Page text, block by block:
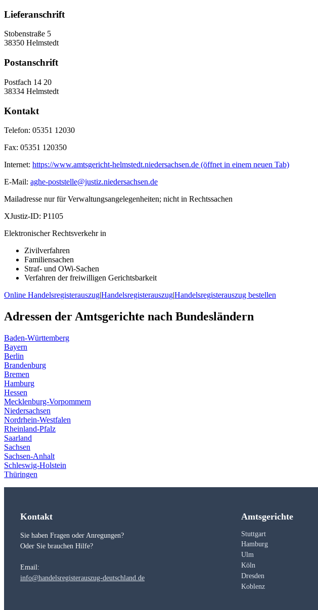
Lieferanschrift
Stobenstraße 5
38350 Helmstedt
Postanschrift
Postfach 14 20
38334 Helmstedt
Kontakt
Telefon: 05351 12030
Fax: 05351 120350
Internet: https://www.amtsgericht-helmstedt.niedersachsen.de (öffnet in einem neuen Tab)
E-Mail: aghe-poststelle@justiz.niedersachsen.de
Mailadresse nur für Verwaltungsangelegenheiten; nicht in Rechtssachen
XJustiz-ID: P1105
Elektronischer Rechtsverkehr in
Zivilverfahren
Familiensachen
Straf- und OWi-Sachen
Verfahren der freiwilligen Gerichtsbarkeit
Online Handelsregisterauszug|Handelsregisterauszug|Handelsregisterauszug bestellen
Adressen der Amtsgerichte nach Bundesländern
Baden-Württemberg
Bayern
Berlin
Brandenburg
Bremen
Hamburg
Hessen
Mecklenburg-Vorpommern
Niedersachsen
Nordrhein-Westfalen
Rheinland-Pfalz
Saarland
Sachsen
Sachsen-Anhalt
Schleswig-Holstein
Thüringen
Kontakt
Sie haben Fragen oder Anregungen?
Oder Sie brauchen Hilfe?
Email:
info@handelsregisterauszug-deutschland.de
Amtsgerichte
Stuttgart
Hamburg
Ulm
Köln
Dresden
Koblenz